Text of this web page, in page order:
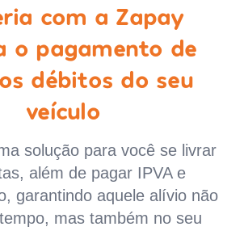
com a Zapay
o pagamento de
débitos do seu
veículo
solução para você se livrar
além de pagar IPVA e
garantindo aquele alívio não
mas também no seu